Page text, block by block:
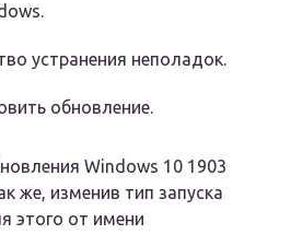
устранения неполадок.
обновление.
Windows 10 1903
же, изменив тип запуска
этого от имени